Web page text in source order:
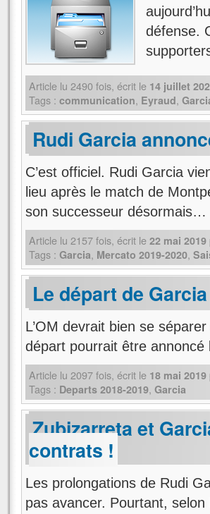
défense.
Article lu 2490 fois, écrit le 14 juillet
Tags : communication, Eyraud,
Rudi Garcia
C’est officiel. Rudi Garcia
lieu après le match de
son successeur désormais…
Article lu 2157fois, écrit le 22 mai 2019
Tags : Garcia, Mercato 2019-2020,
Le départ de
L’OM devrait bien se
départ pourrait être
Article lu 2097fois, écrit le 18 mai 2019
Tags : Departs 2018-2019, Garcia
Zubizarreta et
contrats !
Les prolongations de Rudi
pas avancer. Pourtant,